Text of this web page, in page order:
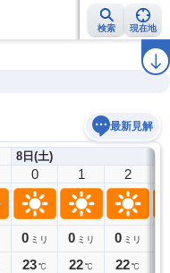
検索 現在地
ラ
最新見解
8日(土)
0
0 ミリ
23℃
1
0 ミリ
22℃
2
0 ミリ
22℃